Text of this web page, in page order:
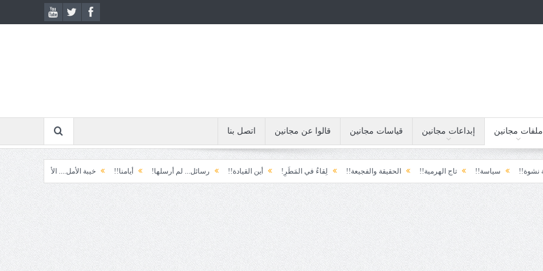
ملفات مجانين إبداعات مجانين قياسات مجانين قالوا عن مجانين اتصل بنا
سياسة!! تاج الهرمية!! الحقيقة والفجيعة!! لِقاءُ في المَطَرِ! أين القيادة!! رسائل... لم أرسلها! أيامنا!! خيبة الأمل.... الأولى! خذ وطالب